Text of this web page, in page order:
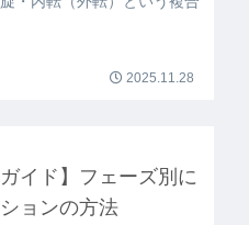
2025.11.28
イド】フェーズ別に
ョンの方法